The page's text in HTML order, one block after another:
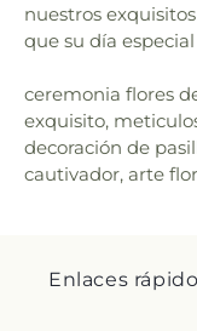
nuestros
que su día
ceremonia flores
exquisito,
decoración de
cautivador, arte
Enlaces